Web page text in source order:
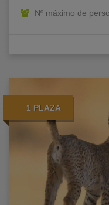
Nº máximo de
1 PLAZA